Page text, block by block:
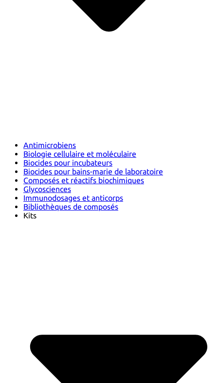
Antimicrobiens
Biologie cellulaire et moléculaire
Biocides pour incubateurs
Biocides pour bains-marie de laboratoire
Composés et réactifs biochimiques
Glycosciences
Immunodosages et anticorps
Bibliothèques de composés
Kits